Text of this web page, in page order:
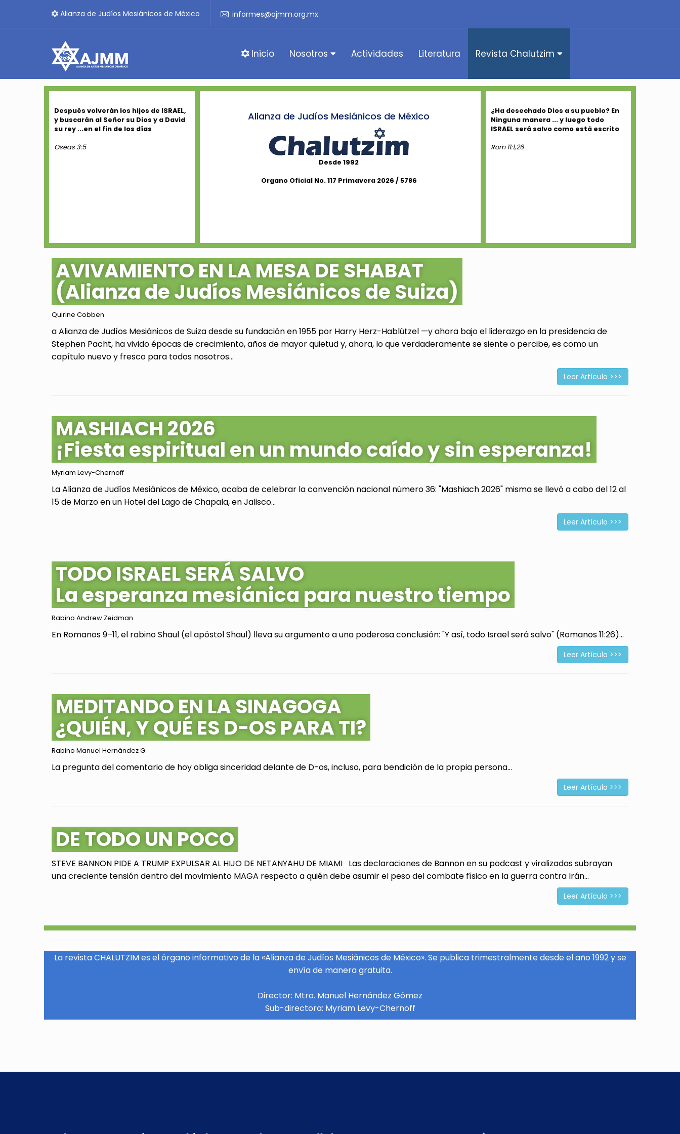
Alianza de Judíos Mesiánicos de México informes@ajmm.org.mx
Inicio Nosotros Actividades Literatura Revista Chalutzim
Después volverán los hijos de ISRAEL,
y buscarán al Señor su Dios y a David
su rey ...en el fin de los días
Oseas 3:5
Alianza de Judíos Mesiánicos de México
Desde 1992
Organo Oficial No. 117 Primavera 2026 / 5786
¿Ha desechado Dios a su pueblo? En
Ninguna manera ... y luego todo
ISRAEL será salvo como está escrito
Rom 11:1,26
AVIVAMIENTO EN LA MESA DE SHABAT
(Alianza de Judíos Mesiánicos de Suiza)
Quirine Cobben
a Alianza de Judíos Mesiánicos de Suiza desde su fundación en 1955 por Harry Herz-Hablützel —y ahora bajo el liderazgo en la presidencia de
Stephen Pacht, ha vivido épocas de crecimiento, años de mayor quietud y, ahora, lo que verdaderamente se siente o percibe, es como un
capítulo nuevo y fresco para todos nosotros...
Leer Artículo >>>
MASHIACH 2026
¡Fiesta espiritual en un mundo caído y sin esperanza!
Myriam Levy-Chernoff
La Alianza de Judíos Mesiánicos de México, acaba de celebrar la convención nacional número 36: "Mashiach 2026" misma se llevó a cabo del 12 al
15 de Marzo en un Hotel del Lago de Chapala, en Jalisco...
Leer Artículo >>>
TODO ISRAEL SERÁ SALVO
La esperanza mesiánica para nuestro tiempo
Rabino Andrew Zeidman
En Romanos 9–11, el rabino Shaul (el apóstol Shaul) lleva su argumento a una poderosa conclusión: "Y así, todo Israel será salvo" (Romanos 11:26)...
Leer Artículo >>>
MEDITANDO EN LA SINAGOGA
¿QUIÉN, Y QUÉ ES D-OS PARA TI?
Rabino Manuel Hernández G.
La pregunta del comentario de hoy obliga sinceridad delante de D-os, incluso, para bendición de la propia persona...
Leer Artículo >>>
DE TODO UN POCO
STEVE BANNON PIDE A TRUMP EXPULSAR AL HIJO DE NETANYAHU DE MIAMI Las declaraciones de Bannon en su podcast y viralizadas subrayan
una creciente tensión dentro del movimiento MAGA respecto a quién debe asumir el peso del combate físico en la guerra contra Irán...
Leer Artículo >>>
La revista CHALUTZIM es el órgano informativo de la «Alianza de Judíos Mesiánicos de México». Se publica trimestralmente desde el año 1992 y se
envía de manera gratuita.
Director: Mtro. Manuel Hernández Gómez
Sub-directora: Myriam Levy-Chernoff